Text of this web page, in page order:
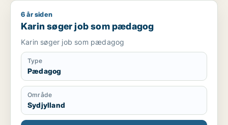
Karin søger job som pædagog
6 år siden
Karin søger job som pædagog
Karin søger job som pædagog
Type
Pædagog
Område
Sydjylland